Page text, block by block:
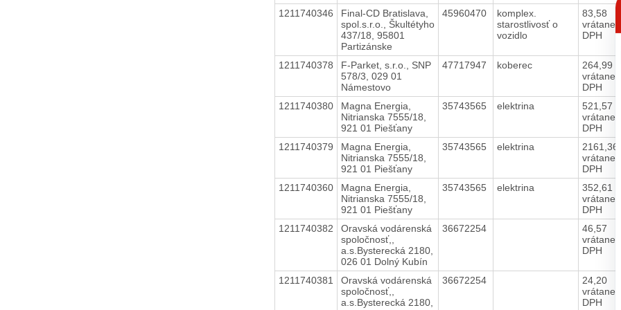
1211740346
Final-CD Bratislava,
spol.s.r.o., Škultétyho
437/18, 95801
Partizánske
45960470
komplex.
starostlivosť o
vozidlo
83,58
vrátane
DPH
1211740378
F-Parket, s.r.o., SNP
578/3, 029 01
Námestovo
47717947 koberec
264,99
vrátane
DPH
1211740380
Magna Energia,
Nitrianska 7555/18,
921 01 Piešťany
35743565 elektrina
521,57
vrátane
DPH
1211740379
Magna Energia,
Nitrianska 7555/18,
921 01 Piešťany
35743565 elektrina
2161,36
vrátane
DPH
1211740360
Magna Energia,
Nitrianska 7555/18,
921 01 Piešťany
35743565 elektrina
352,61
vrátane
DPH
1211740382
Oravská vodárenská
spoločnosť,,
a.s.Bysterecká 2180,
026 01 Dolný Kubín
36672254
46,57
vrátane
DPH
1211740381
Oravská vodárenská
spoločnosť,,
a.s.Bysterecká 2180,
36672254
24,20
vrátane
DPH